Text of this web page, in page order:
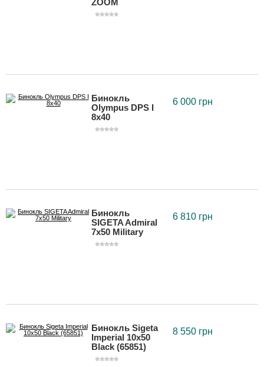
ZOOM
Бинокль
Olympus DPS I
8x40
6 000 грн
Бинокль
SIGETA Admiral
7x50 Military
6 810 грн
Бинокль Sigeta
Imperial 10x50
Black (65851)
8 550 грн